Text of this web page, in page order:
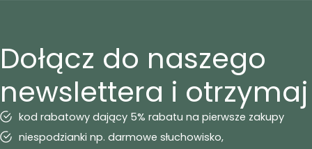
Dołącz do naszego
newslettera i otrzymaj
kod rabatowy dający 5% rabatu na pierwsze zakupy
niespodzianki np. darmowe słuchowisko,